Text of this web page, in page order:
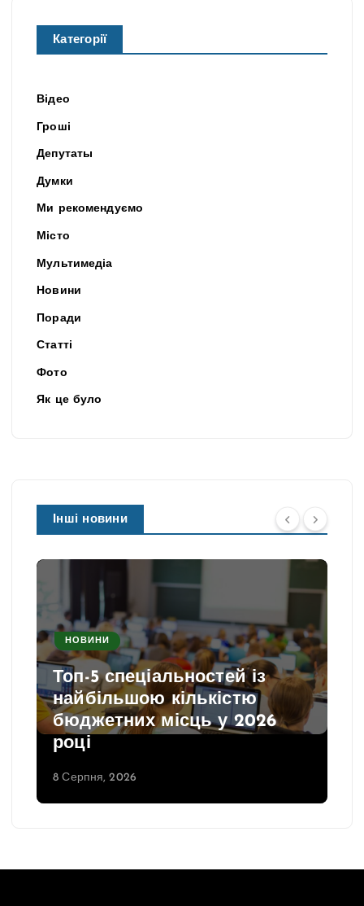
Категорії
Відео
Гроші
Депутаты
Думки
Ми рекомендуємо
Місто
Мультимедіа
Новини
Поради
Статті
Фото
Як це було
Інші новини
НОВИНИ
Топ-5 спеціальностей із
найбільшою кількістю
бюджетних місць у 2026
році
8 Серпня, 2026